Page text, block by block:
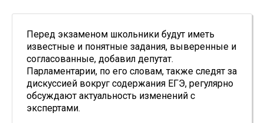
Перед экзаменом школьники будут иметь
известные и понятные задания, выверенные и
согласованные, добавил депутат.
Парламентарии, по его словам, также следят за
дискуссией вокруг содержания ЕГЭ, регулярно
обсуждают актуальность изменений с
экспертами.